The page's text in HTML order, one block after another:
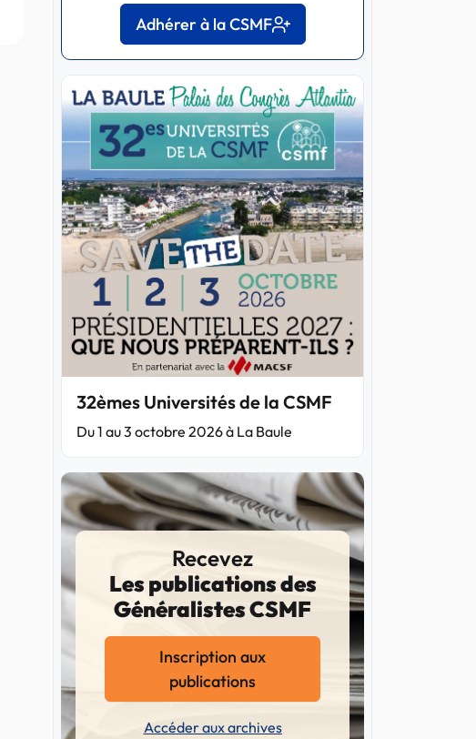
Adhérer à la CSMF
32èmes Universités de la CSMF
Du 1 au 3 octobre 2026 à La Baule
Recevez
Les publications des
Généralistes CSMF
Inscription aux
publications
Accéder aux archives